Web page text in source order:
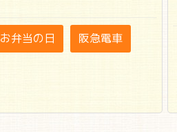
お弁当の日 阪急電車